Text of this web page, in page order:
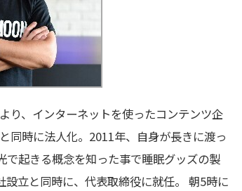
り、インターネットを使ったコンテンツ企
同時に法人化。2011年、自身が長きに渡っ
起きる概念を知った事で睡眠グッズの製
立と同時に、代表取締役に就任。 朝5時に